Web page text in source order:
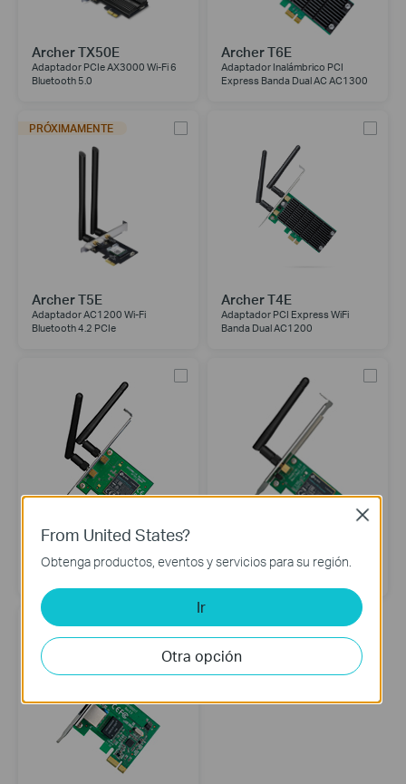
Archer TX50E
Adaptador PCIe AX3000 Wi-Fi 6
Bluetooth 5.0
Archer T6E
Adaptador Inalámbrico PCI
Express Banda Dual AC AC1300
PRÓXIMAMENTE
Archer T5E
Adaptador AC1200 Wi-Fi
Bluetooth 4.2 PCIe
Archer T4E
Adaptador PCI Express WiFi
Banda Dual AC1200
TL-WN881ND
Adaptador Inalámbrico PCI
Adaptador Inalámbrico PCI
From United States?
Obtenga productos, eventos y servicios para su región.
Ir
Otra opción
Close